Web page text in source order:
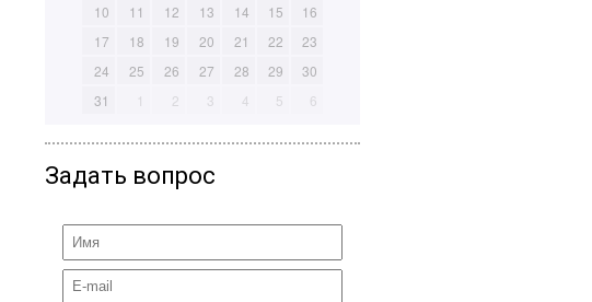
10
11 12 13 14 15
16
17
18 19 20 21 22
23
24
25 26 27 28 29
30
31
1 2 3 4 5 6
Задать вопрос